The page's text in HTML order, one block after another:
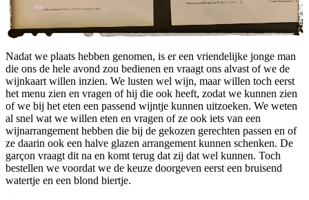
Nadat we plaats hebben genomen, is er een vriendelijke jonge man
die ons de hele avond zou bedienen en vraagt ons alvast of we de
wijnkaart willen inzien. We lusten wel wijn, maar willen toch eerst
het menu zien en vragen of hij die ook heeft, zodat we kunnen zien
of we bij het eten een passend wijntje kunnen uitzoeken. We weten
al snel wat we willen eten en vragen of ze ook iets van een
wijnarrangement hebben die bij de gekozen gerechten passen en of
ze daarin ook een halve glazen arrangement kunnen schenken. De
garçon vraagt dit na en komt terug dat zij dat wel kunnen. Toch
bestellen we voordat we de keuze doorgeven eerst een bruisend
watertje en een blond biertje.